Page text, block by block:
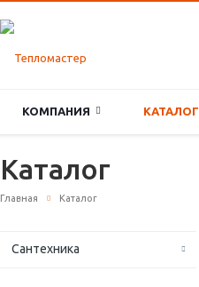
КОМПАНИЯ КАТАЛОГ
Каталог
Главная Каталог
Сантехника